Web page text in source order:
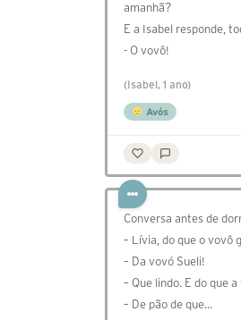
amanhã?
E a Isabel responde,
- O vovô!
(Isabel, 1 ano)
Avós
Conversa antes de
– Lívia, do que o vovô
– Da vovó Sueli!
– Que lindo. E do que
– De pão de que…